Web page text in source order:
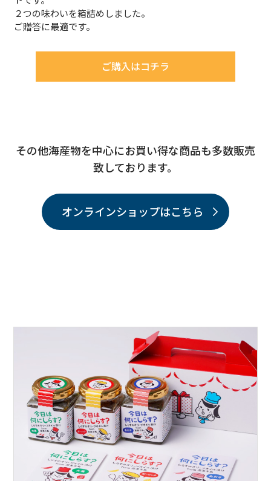
２つの味わいを箱詰めしました。
ご贈答に最適です。
ご購入はコチラ
その他海産物を中心にお買い得な商品も多数販売
致しております。
オンラインショップはこちら